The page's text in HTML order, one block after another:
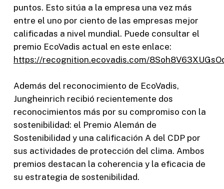
puntos. Esto sitúa a la empresa una vez más
entre el uno por ciento de las empresas mejor
calificadas a nivel mundial. Puede consultar el
premio EcoVadis actual en este enlace:
https://recognition.ecovadis.com/
Además del reconocimiento de EcoVadis,
Jungheinrich recibió recientemente dos
reconocimientos más por su compromiso con la
sostenibilidad: el Premio Alemán de
Sostenibilidad y una calificación A del CDP por
sus actividades de protección del clima. Ambos
premios destacan la coherencia y la eficacia de
su estrategia de sostenibilidad.